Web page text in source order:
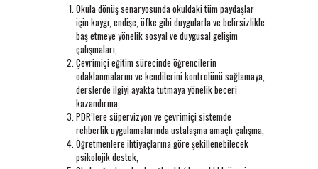
Okula dönüş senaryosunda okuldaki tüm paydaşlar
için kaygı, endişe, öfke gibi duygularla ve belirsizlikle
baş etmeye yönelik sosyal ve duygusal gelişim
çalışmaları,
Çevrimiçi eğitim sürecinde öğrencilerin
odaklanmalarını ve kendilerini kontrolünü sağlamaya,
derslerde ilgiyi ayakta tutmaya yönelik beceri
kazandırma,
PDR’lere süpervizyon ve çevrimiçi sistemde
rehberlik uygulamalarında ustalaşma amaçlı çalışma,
Öğretmenlere ihtiyaçlarına göre şekillenebilecek
psikolojik destek,